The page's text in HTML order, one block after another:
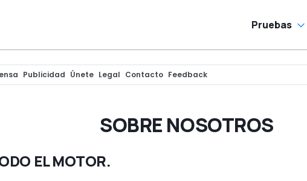
Pruebas
Publicidad Únete Legal Contacto Feedback
SOBRE NOSOTROS
EL MOTOR.